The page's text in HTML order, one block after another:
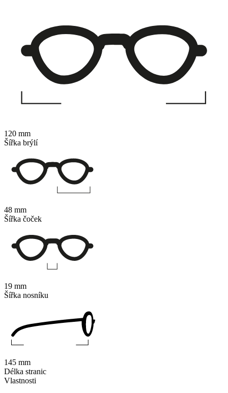
Vlastnosti
120 mm
Šířka brýlí
48 mm
Šířka čoček
19 mm
Šířka nosníku
145 mm
Délka stranic